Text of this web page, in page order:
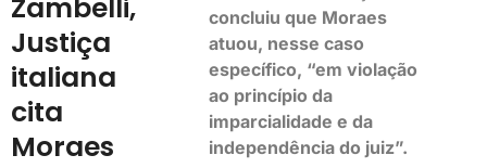
Zambelli,
Justiça
italiana
cita
Moraes
concluiu que Moraes
atuou, nesse caso
específico, “em violação
ao princípio da
imparcialidade e da
independência do juiz”.